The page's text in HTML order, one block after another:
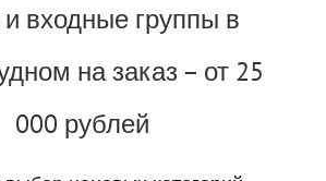
входные группы в
на заказ – от 25
000 рублей